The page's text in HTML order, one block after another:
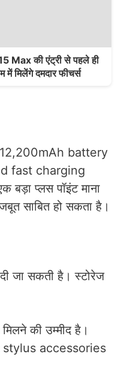
Max की एंट्री से पहले ही
में मिलेंगे दमदार फीचर्स
12,200mAh battery
fast charging
प्लस पॉइंट माना
साबित हो सकता है।
जा सकती है। स्टोरेज
की उम्मीद है।
stylus accessories